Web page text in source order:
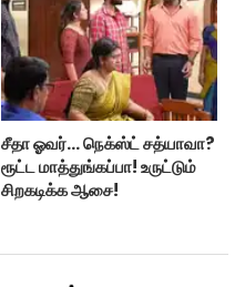
சீதா ஓவர்… நெக்ஸ்ட் சத்யாவா?
ரூட்ட மாத்துங்கப்பா! உருட்டும்
சிறகடிக்க ஆசை!